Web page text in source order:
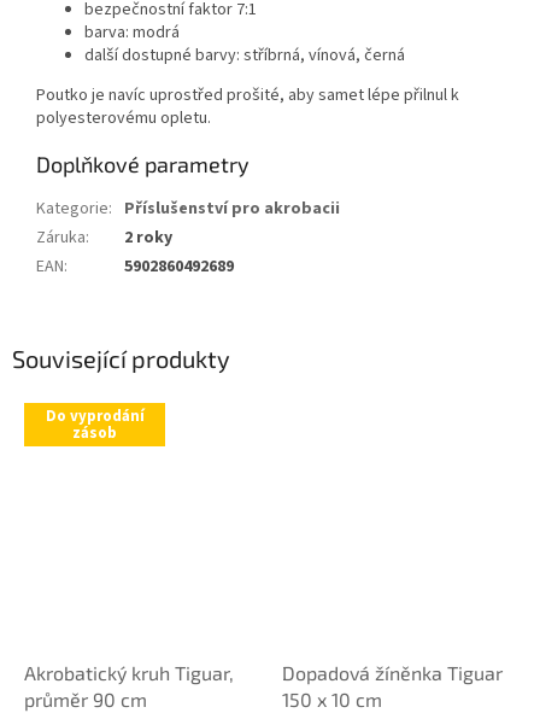
Související produkty
Do vyprodání
zásob
Akrobatický kruh Tiguar,
průměr 90 cm
Dopadová žíněnka Tiguar
150 x 10 cm
bezpečnostní faktor 7:1
barva: modrá
další dostupné barvy: stříbrná, vínová, černá
Poutko je navíc uprostřed prošité, aby samet lépe přilnul k
polyesterovému opletu.
Doplňkové parametry
Kategorie: Příslušenství pro akrobacii
Záruka:
2 roky
EAN: 5902860492689